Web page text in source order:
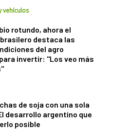
vehículos
rotundo, ahora el
destaca las
del agro
invertir: "Los veo más
de soja con una sola
desarrollo argentino que
posible